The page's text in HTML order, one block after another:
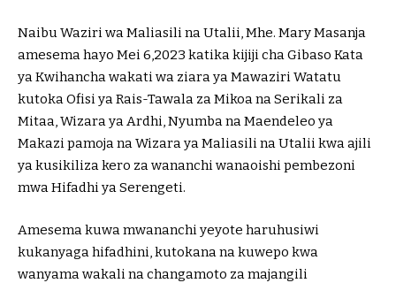
Naibu Waziri wa Maliasili na Utalii, Mhe. Mary Masanja
amesema hayo Mei 6,2023 katika kijiji cha Gibaso Kata
ya Kwihancha wakati wa ziara ya Mawaziri Watatu
kutoka Ofisi ya Rais-Tawala za Mikoa na Serikali za
Mitaa, Wizara ya Ardhi, Nyumba na Maendeleo ya
Makazi pamoja na Wizara ya Maliasili na Utalii kwa ajili
ya kusikiliza kero za wananchi wanaoishi pembezoni
mwa Hifadhi ya Serengeti.
Amesema kuwa mwananchi yeyote haruhusiwi
kukanyaga hifadhini, kutokana na kuwepo kwa
wanyama wakali na changamoto za majangili